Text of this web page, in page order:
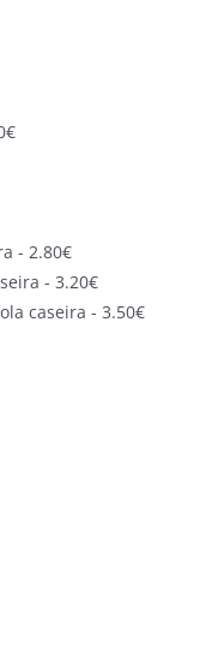
- 2.80€
- 3.20€
caseira - 3.50€